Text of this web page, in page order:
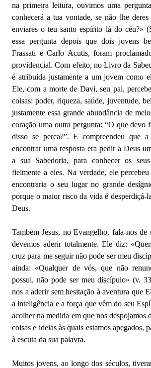
na primeira leitura, ouvimos uma
conhecerá a tua vontade, se não lhe
enviares o teu santo espírito lá do céu?»
essa pergunta depois que dois jovens
Frassati e Carlo Acutis, foram
providencial. Com efeito, no Livro da
é atribuída justamente a um jovem como
Ele, com a morte de Davi, seu pai,
coisas: poder, riqueza, saúde, juventude,
justamente essa grande abundância de
coração uma outra pergunta: “O que devo
disso se perca?”. E compreendeu que
encontrar uma resposta era pedir a Deus
a sua Sabedoria, para conhecer os
fielmente a eles. Na verdade, ele
encontraria o seu lugar no grande
porque o maior risco da vida é desperdiçá-
Deus.
Também Jesus, no Evangelho, fala-nos
devemos aderir totalmente. Ele diz:
cruz para me seguir não pode ser meu
ainda: «Qualquer de vós, que não
possui, não pode ser meu discípulo» (v.
nos a aderir sem hesitação à aventura que
a inteligência e a força que vêm do seu
acolher na medida em que nos despojamos
coisas e ideias às quais estamos apegados,
à escuta da sua palavra.
Muitos jovens, ao longo dos séculos,